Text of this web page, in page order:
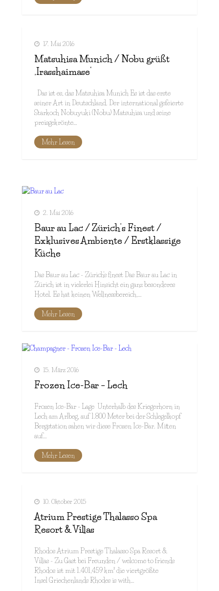
17. Mai 2016
Matsuhisa Munich / Nobu grüßt
‚Irasshaimase‘
Das ist es, das Matsuhisa Munich Es ist das erste
seiner Art in Deutschland. Der international gefeierte
Starkoch Nobuyuki (Nobu) Matsuhisa und seine
preisgekrönte…
Mehr Lesen
2. Mai 2016
Baur au Lac / Zürich’s Finest /
Exklusives Ambiente / Erstklassige
Küche
Das Baur au Lac - Zürich's finest Das Baur au Lac in
Zürich ist in vielerlei Hinsicht ein ganz besonderes
Hotel. Es hat keinen Wellnessbereich,…
Mehr Lesen
15. März 2016
Frozen Ice-Bar – Lech
Frozen Ice-Bar - Lage Unterhalb des Kriegerhorn in
Lech am Arlbeg, auf 1.800 Meter bei der Schlegelkopf
Bergstation sahen wir diese Frozen Ice-Bar. Mitten
auf…
Mehr Lesen
10. Oktober 2015
Atrium Prestige Thalasso Spa
Resort & Villas
Rhodos Atrium Prestige Thalasso Spa Resort &
Villas - Zu Gast bei Freunden / welcome to friends
Rhodos ist mit 1.401,459 km² die viertgrößte
Insel Griechenlands Rhodes is with…